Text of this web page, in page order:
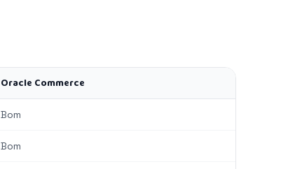
Oracle Commerce
Bom
Bom